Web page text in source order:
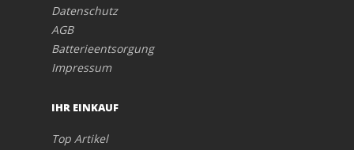
Datenschutz
AGB
Batterieentsorgung
Impressum
IHR EINKAUF
Top Artikel